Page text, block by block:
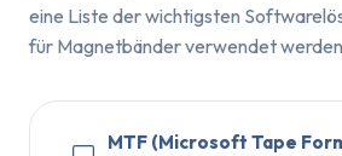
eine Liste der wichtigsten
für Magnetbänder verwendet
MTF (Microsoft Tape